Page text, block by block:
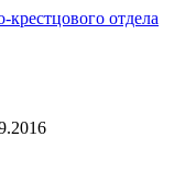
отдела